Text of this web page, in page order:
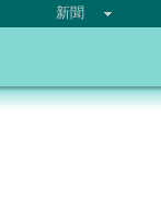
新聞